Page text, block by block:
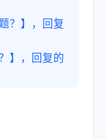
？】，回复
】，回复的